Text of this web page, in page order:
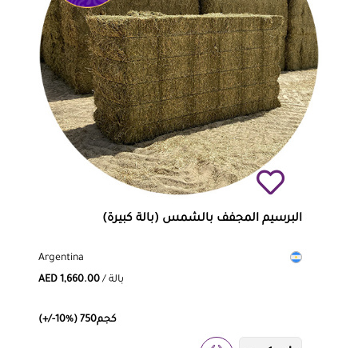
البرسيم المجفف بالشمس (بالة كبيرة)
Argentina
AED 1,660.00
/ بالة
(+/-10%) 750كجم